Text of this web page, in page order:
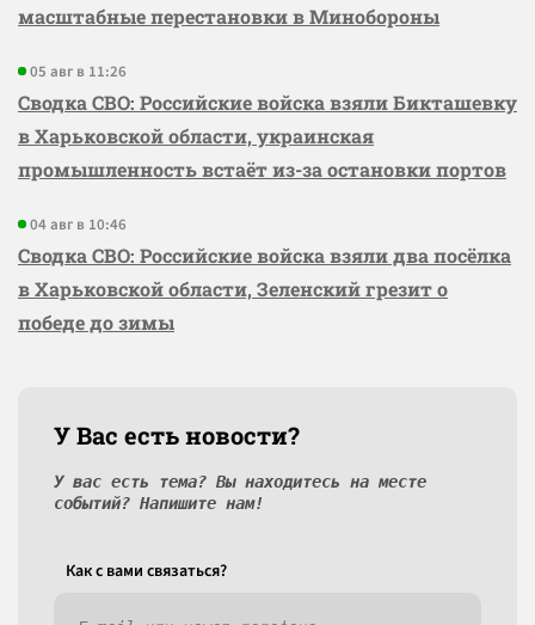
масштабные перестановки в Минобороны
05 авг в 11:26
Сводка СВО: Российские войска взяли Бикташевку
в Харьковской области, украинская
промышленность встаёт из-за остановки портов
04 авг в 10:46
Сводка СВО: Российские войска взяли два посёлка
в Харьковской области, Зеленский грезит о
победе до зимы
У Вас есть новости?
У вас есть тема? Вы находитесь на месте
событий? Напишите нам!
Как c вами связаться?